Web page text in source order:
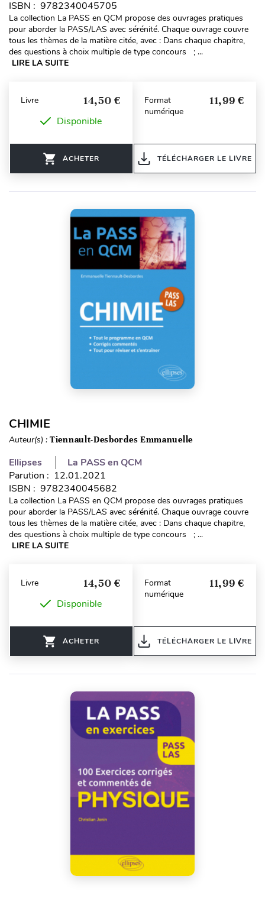
ISBN : 9782340045705
La collection La PASS en QCM propose des ouvrages pratiques
pour aborder la PASS/LAS avec sérénité. Chaque ouvrage couvre
tous les thèmes de la matière citée, avec : Dans chaque chapitre,
des questions à choix multiple de type concours ; ...
LIRE LA SUITE
Livre 14,50 €
Disponible
ACHETER
Format
numérique
11,99 €
TÉLÉCHARGER LE LIVRE
CHIMIE
Auteur(s) : Tiennault-Desbordes Emmanuelle
Ellipses
La PASS en QCM
Parution : 12.01.2021
ISBN : 9782340045682
La collection La PASS en QCM propose des ouvrages pratiques
pour aborder la PASS/LAS avec sérénité. Chaque ouvrage couvre
tous les thèmes de la matière citée, avec : Dans chaque chapitre,
des questions à choix multiple de type concours ; ...
LIRE LA SUITE
Livre 14,50 €
Disponible
ACHETER
Format
numérique
11,99 €
TÉLÉCHARGER LE LIVRE